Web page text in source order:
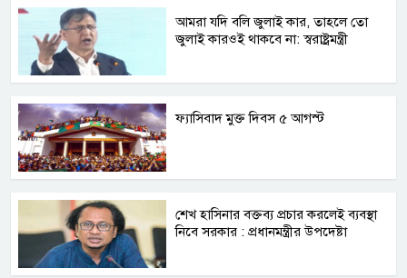
আমরা যদি বলি জুলাই কার, তাহলে তো
জুলাই কারওই থাকবে না: স্বরাষ্ট্রমন্ত্রী
ফ্যাসিবাদ মুক্ত দিবস ৫ আগস্ট
শেখ হাসিনার বক্তব্য প্রচার করলেই ব্যবস্থা
নিবে সরকার : প্রধানমন্ত্রীর উপদেষ্টা